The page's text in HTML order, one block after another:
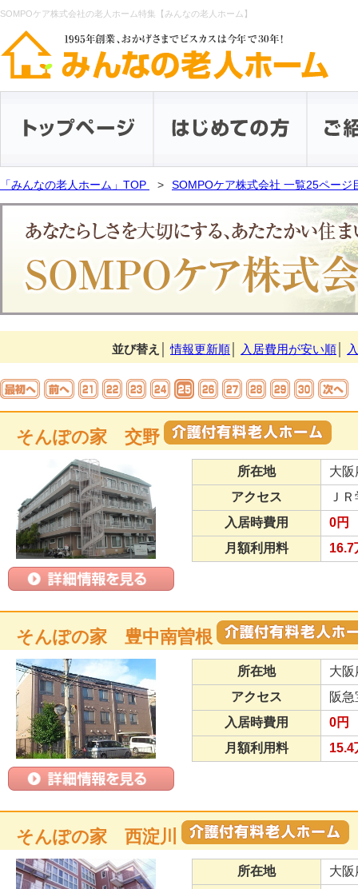
SOMPOケア株式会社の老人ホーム特集【みんなの老人ホーム】
「みんなの老人ホーム」TOP SOMPOケア株式会社 一覧25ページ
並び替え │情報更新順 入居費用が安い順
そんぽの家 交野
所在地
大
アクセス
Ｊ
入居時費用
0円
月額利用料
16.7
そんぽの家 豊中南曽根
所在地
大
アクセス
阪
入居時費用
0円
月額利用料
15.4
そんぽの家 西淀川
所在地
大